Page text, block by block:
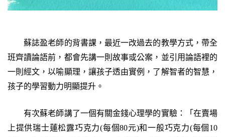
蘇誌盈老師的背書課，最近一改過去的教學方式，帶全
班齊讀論語前，都會先講一則故事或公案，並引用論語裡的
一則經文，以喻顯理，讓孩子透由實例，了解智者的智慧，
孩子的學習動力明顯提升。
有次蘇老師講了一個有關金錢心理學的實驗：「在賣場
上提供瑞士蓮松露巧克力(每個80元)和一般巧克力(每個10